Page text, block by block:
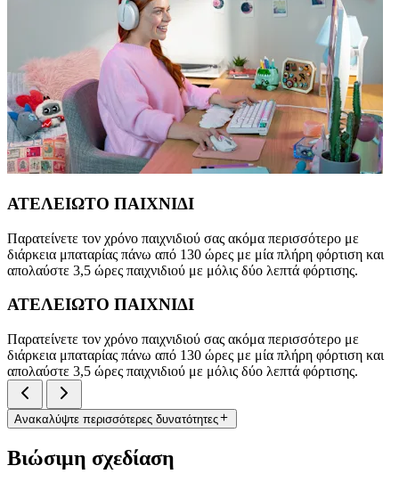
ΑΤΕΛΕΙΩΤΟ ΠΑΙΧΝΙΔΙ
Παρατείνετε τον χρόνο παιχνιδιού σας ακόμα περισσότερο με
διάρκεια μπαταρίας πάνω από 130 ώρες με μία πλήρη φόρτιση και
απολαύστε 3,5 ώρες παιχνιδιού με μόλις δύο λεπτά φόρτισης.
ΑΤΕΛΕΙΩΤΟ ΠΑΙΧΝΙΔΙ
Παρατείνετε τον χρόνο παιχνιδιού σας ακόμα περισσότερο με
διάρκεια μπαταρίας πάνω από 130 ώρες με μία πλήρη φόρτιση και
απολαύστε 3,5 ώρες παιχνιδιού με μόλις δύο λεπτά φόρτισης.
Ανακαλύψτε περισσότερες δυνατότητες
Βιώσιμη σχεδίαση